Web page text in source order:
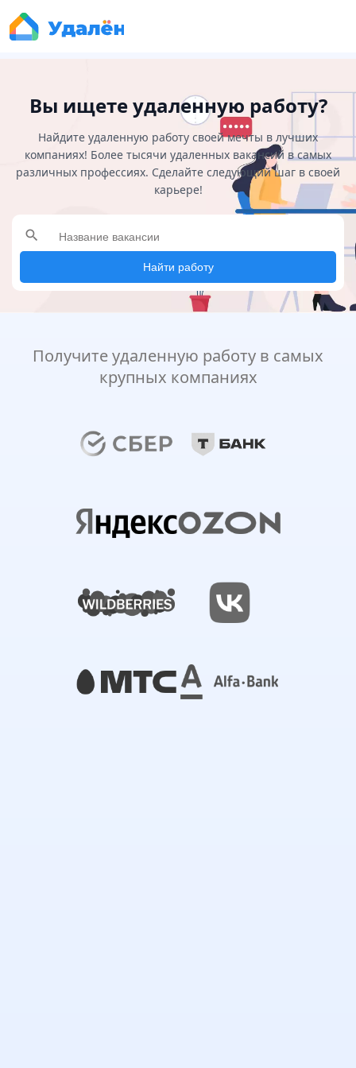
Вы ищете удаленную работу?
Найдите удаленную работу своей мечты в лучших
компаниях! Более тысячи удаленных вакансий в самых
различных профессиях. Сделайте следующий шаг в своей
карьере!
search
Найти работу
Получите удаленную работу в самых
крупных компаниях